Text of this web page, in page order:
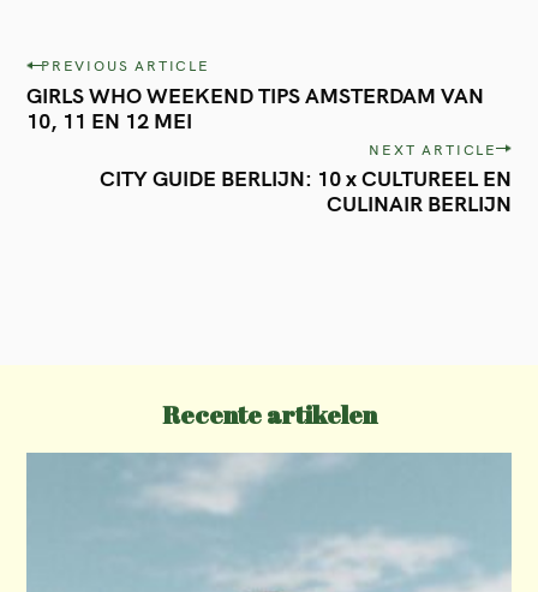
P
o
t
PREVIOUS ARTICLE
GIRLS WHO WEEKEND TIPS AMSTERDAM VAN
10, 11 EN 12 MEI
NEXT ARTICLE
CITY GUIDE BERLIJN: 10 x CULTUREEL EN
CULINAIR BERLIJN
Recente artikelen